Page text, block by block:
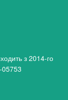
з 2014-го
05753